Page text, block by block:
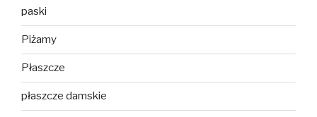
paski
Piżamy
Płaszcze
płaszcze damskie